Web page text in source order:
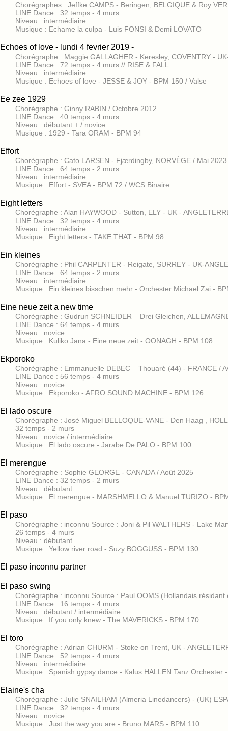
Chorégraphes : Jeffke CAMPS - Beringen, BELGIQUE & Roy
LINE Dance : 32 temps - 4 murs
Niveau : intermédiaire
Musique : Echame la culpa - Luis FONSI & Demi LOVATO
Echoes of love - lundi 4 fevrier 2019 -
Chorégraphe : Maggie GALLAGHER - Keresley, COVENTRY -
LINE Dance : 72 temps - 4 murs // RISE & FALL
Niveau : intermédiaire
Musique : Echoes of love - JESSE & JOY - BPM 150 / Valse
Ee zee 1929
Chorégraphe : Ginny RABIN / Octobre 2012
LINE Dance : 40 temps - 4 murs
Niveau : débutant + / novice
Musique : 1929 - Tara ORAM - BPM 94
Effort
Chorégraphe : Cato LARSEN - Fjærdingby, NORVÈGE / Mai 2023
LINE Dance : 64 temps - 2 murs
Niveau : intermédiaire
Musique : Effort - SVEA - BPM 72 / WCS Binaire
Eight letters
Chorégraphe : Alan HAYWOOD - Sutton, ELY - UK -
LINE Dance : 32 temps - 4 murs
Niveau : intermédiaire
Musique : Eight letters - TAKE THAT - BPM 98
Ein kleines
Chorégraphe : Phil CARPENTER - Reigate, SURREY - UK-
LINE Dance : 64 temps - 2 murs
Niveau : intermédiaire
Musique : Ein kleines bisschen mehr - Orchester Michael Zai -
Eine neue zeit a new time
Chorégraphe : Gudrun SCHNEIDER – Drei Gleichen,
LINE Dance : 64 temps - 4 murs
Niveau : novice
Musique : Kuliko Jana - Eine neue zeit - OONAGH - BPM 108
Ekporoko
Chorégraphe : Emmanuelle DEBEC – Thouaré (44) - FRANCE /
LINE Dance : 56 temps - 4 murs
Niveau : novice
Musique : Ekporoko - AFRO SOUND MACHINE - BPM 126
El lado oscure
Chorégraphe : José Miguel BELLOQUE-VANE - Den Haag ,
32 temps - 2 murs
Niveau : novice / intermédiaire
Musique : El lado oscure - Jarabe De PALO - BPM 100
El merengue
Chorégraphe : Sophie GEORGE - CANADA / Août 2025
LINE Dance : 32 temps - 2 murs
Niveau : débutant
Musique : El merengue - MARSHMELLO & Manuel TURIZO -
El paso
Chorégraphe : inconnu Source : Joni & Pil WALTHERS - Lake
26 temps - 4 murs
Niveau : débutant
Musique : Yellow river road - Suzy BOGGUSS - BPM 130
El paso inconnu partner
El paso swing
Chorégraphe : inconnu Source : Paul OOMS (Hollandais résidant
LINE Dance : 16 temps - 4 murs
Niveau : débutant / intermédiaire
Musique : If you only knew - The MAVERICKS - BPM 170
El toro
Chorégraphe : Adrian CHURM - Stoke on Trent, UK -
LINE Dance : 52 temps - 4 murs
Niveau : intermédiaire
Musique : Spanish gypsy dance - Kalus HALLEN Tanz Orchester
Elaine's cha
Chorégraphe : Julie SNAILHAM (Almeria Linedancers) - (UK)
LINE Dance : 32 temps - 4 murs
Niveau : novice
Musique : Just the way you are - Bruno MARS - BPM 110